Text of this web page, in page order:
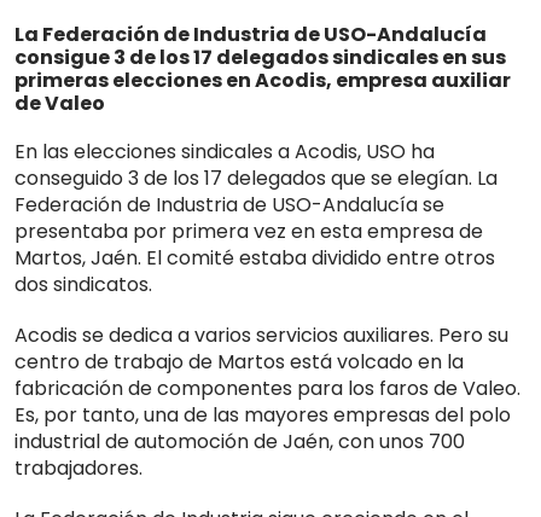
La Federación de Industria de USO-Andalucía
consigue 3 de los 17 delegados sindicales en sus
primeras elecciones en Acodis, empresa auxiliar
de Valeo
En las elecciones sindicales a Acodis, USO ha
conseguido 3 de los 17 delegados que se elegían. La
Federación de Industria de USO-Andalucía se
presentaba por primera vez en esta empresa de
Martos, Jaén. El comité estaba dividido entre otros
dos sindicatos.
Acodis se dedica a varios servicios auxiliares. Pero su
centro de trabajo de Martos está volcado en la
fabricación de componentes para los faros de Valeo.
Es, por tanto, una de las mayores empresas del polo
industrial de automoción de Jaén, con unos 700
trabajadores.